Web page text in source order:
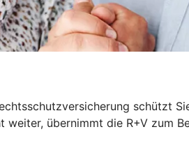
schützt
übernimmt die R+V zum